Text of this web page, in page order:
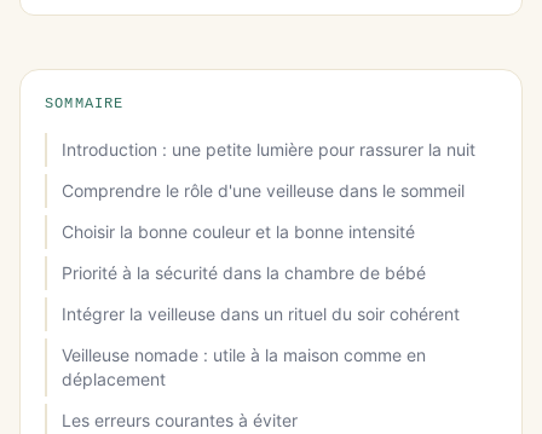
SOMMAIRE
Introduction : une petite lumière pour rassurer la nuit
Comprendre le rôle d'une veilleuse dans le sommeil
Choisir la bonne couleur et la bonne intensité
Priorité à la sécurité dans la chambre de bébé
Intégrer la veilleuse dans un rituel du soir cohérent
Veilleuse nomade : utile à la maison comme en
déplacement
Les erreurs courantes à éviter